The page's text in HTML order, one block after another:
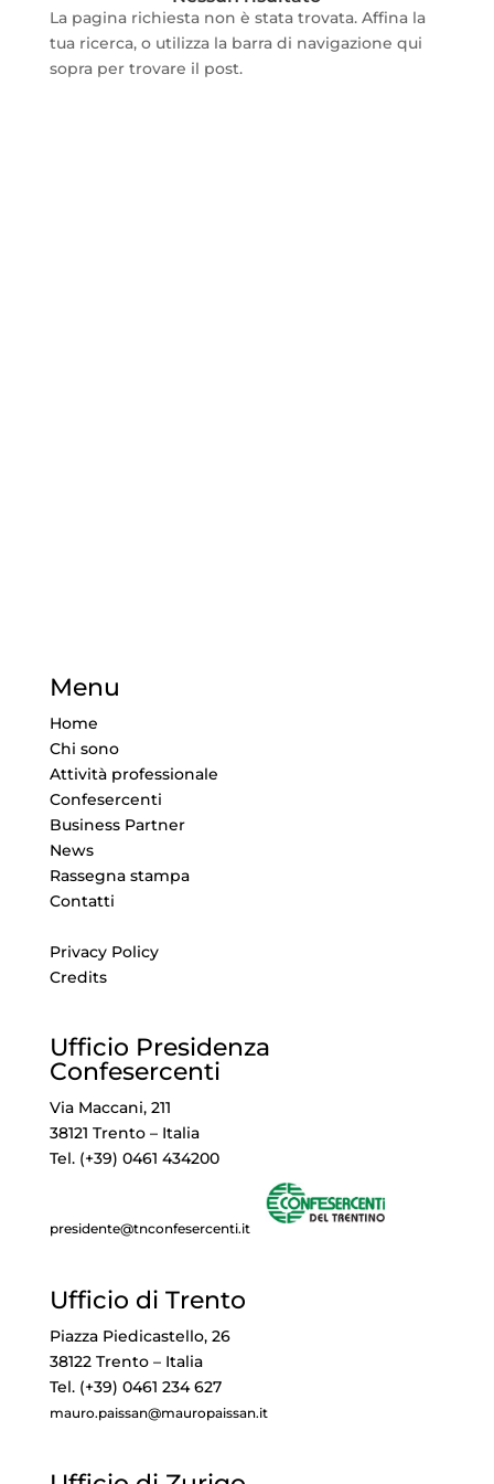
La pagina richiesta non è stata trovata. Affina la
tua ricerca, o utilizza la barra di navigazione qui
sopra per trovare il post.
Menu
Home
Chi sono
Attività professionale
Confesercenti
Business Partner
News
Rassegna stampa
Contatti
Privacy Policy
Credits
Ufficio Presidenza
Confesercenti
Via Maccani, 211
38121 Trento – Italia
Tel. (+39) 0461 434200
presidente@tnconfesercenti.it
Ufficio di Trento
Piazza Piedicastello, 26
38122 Trento – Italia
Tel. (+39) 0461 234 627
mauro.paissan@mauropaissan.it